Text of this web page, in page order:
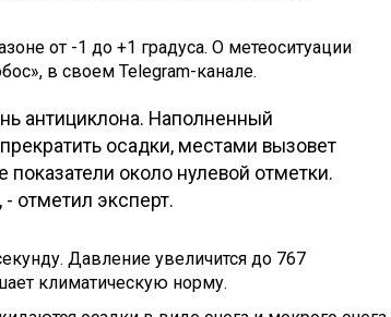
от -1 до +1 градуса. О метеоситуации
в своем Telegram-канале.
антициклона. Наполненный
осадки, местами вызовет
около нулевой отметки.
- отметил эксперт.
Давление увеличится до 767
климатическую норму.